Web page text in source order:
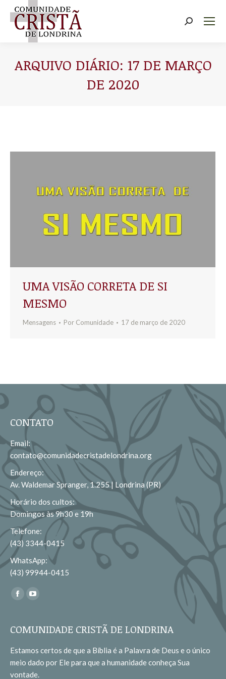
Buscar
ARQUIVO DIÁRIO: 17 DE MARÇO
DE 2020
UMA VISÃO CORRETA DE SI
MESMO
Mensagens Por Comunidade 17 de março de 2020
CONTATO
Email:
contato@comunidadecristadelondrina.org
Endereço:
Av. Waldemar Spranger, 1.255 | Londrina (PR)
Horário dos cultos:
Domingos às 9h30 e 19h
Telefone:
(43) 3344-0415
WhatsApp:
(43) 99944-0415
Encontre-nos em:
Facebook
opens
new
window
opens
new
window
COMUNIDADE CRISTÃ DE LONDRINA
Estamos certos de que a Bíblia é a Palavra de Deus e o único
meio dado por Ele para que a humanidade conheça Sua
vontade.